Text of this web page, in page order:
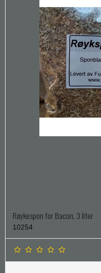
Røykespon for Bacon, 3 liter
10254